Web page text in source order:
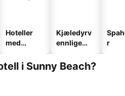
Hoteller
med
Kjæledyrv
ennlige
r
i Sunny Beach?